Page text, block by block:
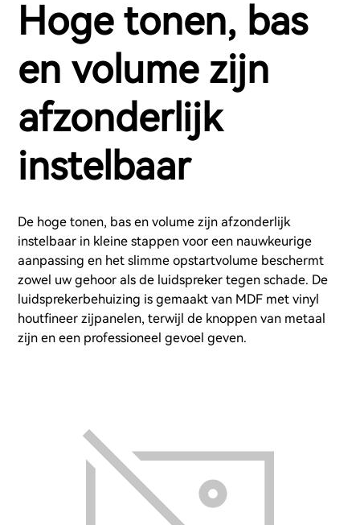
Hoge tonen, bas
en volume zijn
afzonderlijk
instelbaar
De hoge tonen, bas en volume zijn afzonderlijk
instelbaar in kleine stappen voor een nauwkeurige
aanpassing en het slimme opstartvolume beschermt
zowel uw gehoor als de luidspreker tegen schade. De
luidsprekerbehuizing is gemaakt van MDF met vinyl
houtfineer zijpanelen, terwijl de knoppen van metaal
zijn en een professioneel gevoel geven.